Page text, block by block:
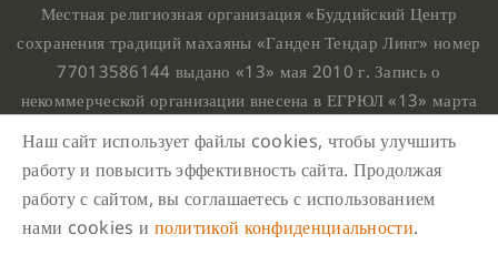
Местная религиозная организация «Буддийский Центр
сохранения традиций махаяны «Ганден Тендар Линг» номер
77013586144 выдано «13» мая 2010 г. Запись о
некоммерческой организации внесена в ЕГРЮЛ «13» марта
номером 1107799015708.
Ганден Тендар Линг © 2020 Все права защищены
Наш адрес : г. Москва, Нахимовский проспект, 32. Этаж
10, каб.1023,
Наш сайт использует файлы cookies, чтобы улучшить
работу и повысить эффективность сайта. Продолжая
работу с сайтом, вы соглашаетесь с использованием
нами cookies и политикой конфиденциальности.